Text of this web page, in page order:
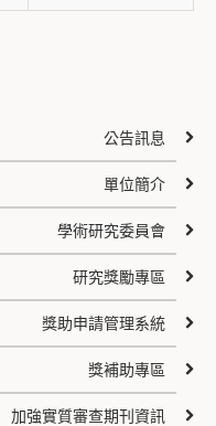
公告訊息
單位簡介
學術研究委員會
研究獎勵專區
獎助申請管理系統
獎補助專區
加強實質審查期刊資訊